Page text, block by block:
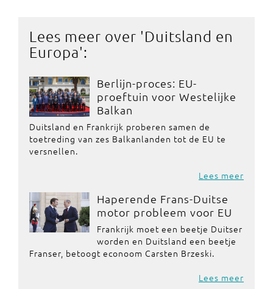
Lees meer over 'Duitsland en
Europa':
Berlijn-proces: EU-
proeftuin voor Westelijke
Balkan
Duitsland en Frankrijk proberen samen de
toetreding van zes Balkanlanden tot de EU te
versnellen.
Lees meer
Haperende Frans-Duitse
motor probleem voor EU
Frankrijk moet een beetje Duitser
worden en Duitsland een beetje
Franser, betoogt econoom Carsten Brzeski.
Lees meer